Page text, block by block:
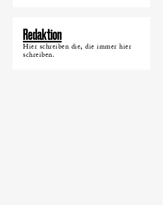
Redaktion
Hier schreiben die, die immer hier
schreiben.